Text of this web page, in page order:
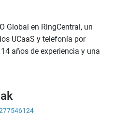
Global en RingCentral, un
UCaaS y telefonía por
años de experiencia y una